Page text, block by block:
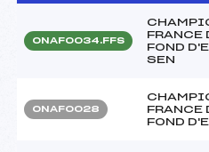
ONAF0034.FFS
FRANCE
FOND
SEN
ONAF0028
FRANCE
FOND